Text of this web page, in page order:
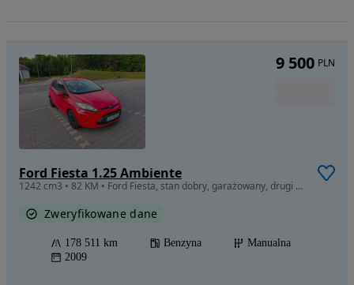
Ford Fiesta 1.25 Ambiente
1242 cm3 • 82 KM • Ford Fiesta, stan dobry, garażowany, drugi właściciel, zadbany.
Zweryfikowane dane
178 511 km Benzyna
Manualna
2009
9 500 PLN